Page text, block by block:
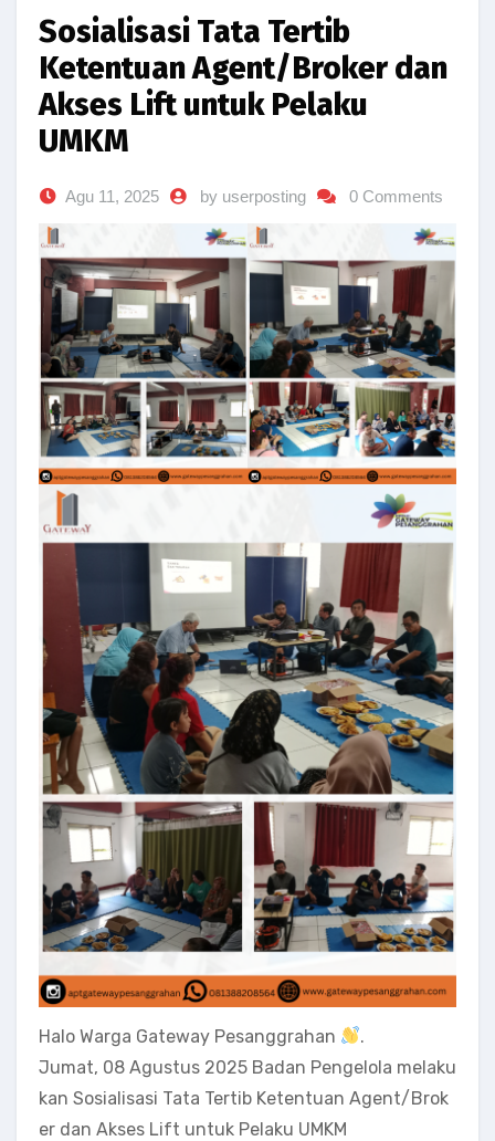
Sosialisasi Tata Tertib
Ketentuan Agent/Broker dan
Akses Lift untuk Pelaku
UMKM
Agu 11, 2025 by userposting 0 Comments
Halo Warga Gateway Pesanggrahan
.
Jumat, 08 Agustus 2025 Badan Pengelola melaku
kan Sosialisasi Tata Tertib Ketentuan Agent/Brok
er dan Akses Lift untuk Pelaku UMKM